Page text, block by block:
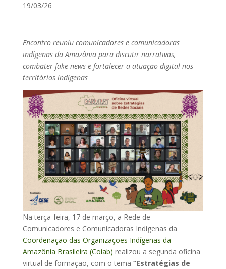
19/03/26
Encontro reuniu comunicadores e comunicadoras
indígenas da Amazônia para discutir narrativas,
combater fake news e fortalecer a atuação digital nos
territórios indígenas
Na terça-feira, 17 de março, a Rede de
Comunicadores e Comunicadoras Indígenas da
Coordenação das Organizações Indígenas da
Amazônia Brasileira (Coiab) realizou a segunda oficina
virtual de formação, com o tema “Estratégias de